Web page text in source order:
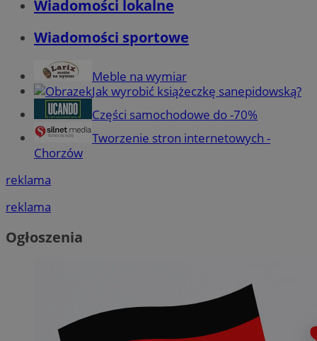
Wiadomości lokalne
Wiadomości sportowe
Meble na wymiar
Jak wyrobić książeczkę sanepidowską?
Części samochodowe do -70%
Tworzenie stron internetowych -
Chorzów
reklama
reklama
Ogłoszenia